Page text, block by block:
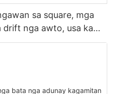
sa square, mga
drift nga awto, usa ka
suga nga mga awto